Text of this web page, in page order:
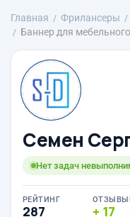
Главная Фрилансеры
Баннер для
Семен
Нет задач
РЕЙТИНГ
287
ОТЗЫВЫ
17